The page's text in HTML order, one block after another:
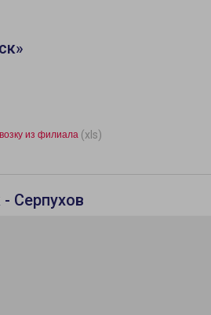
из филиала (xls)
Серпухов